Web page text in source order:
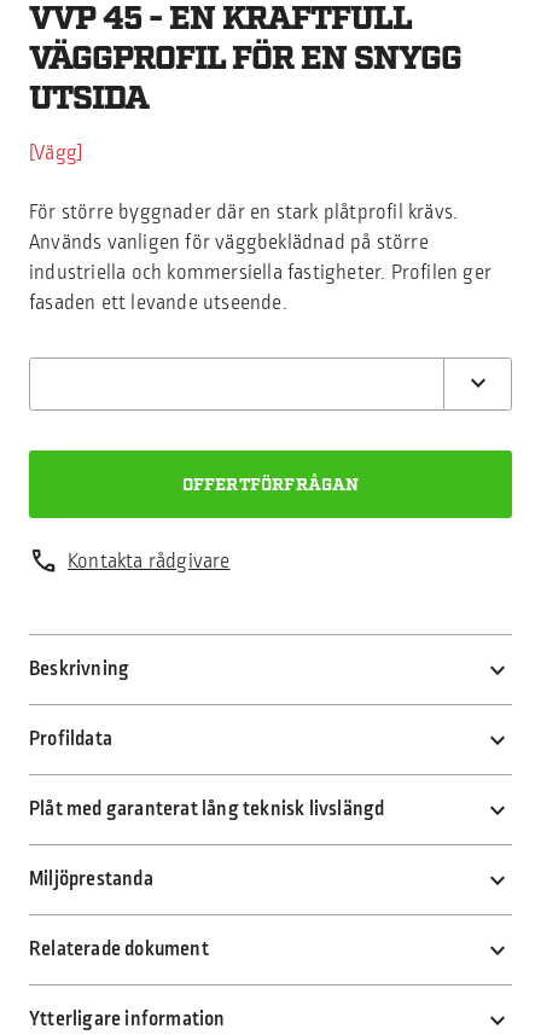
VVP 45 - EN KRAFTFULL
VÄGGPROFIL FÖR EN SNYGG
UTSIDA
Vägg
För större byggnader där en stark plåtprofil krävs.
Används vanligen för väggbeklädnad på större
industriella och kommersiella fastigheter. Profilen ger
fasaden ett levande utseende.
call Kontakta rådgivare
Beskrivning
Profildata
Plåt med garanterat lång teknisk livslängd
Miljöprestanda
Relaterade dokument
Ytterligare information